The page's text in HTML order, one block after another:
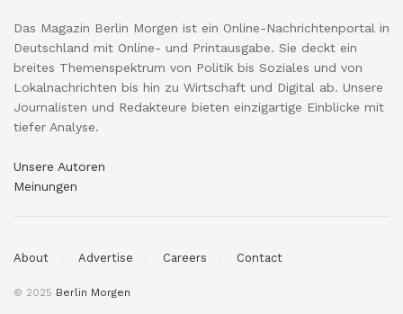
Das Magazin Berlin Morgen ist ein Online-Nachrichtenportal in
Deutschland mit Online- und Printausgabe. Sie deckt ein
breites Themenspektrum von Politik bis Soziales und von
Lokalnachrichten bis hin zu Wirtschaft und Digital ab. Unsere
Journalisten und Redakteure bieten einzigartige Einblicke mit
tiefer Analyse.
Unsere Autoren
Meinungen
About Advertise Careers Contact
© 2025 Berlin Morgen